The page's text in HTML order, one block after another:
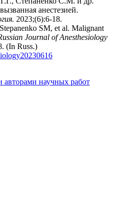
анестезией.
2023;(6):6‑18.
SM, et al. Malignant
Journal of Anesthesiology
(In Russ.)